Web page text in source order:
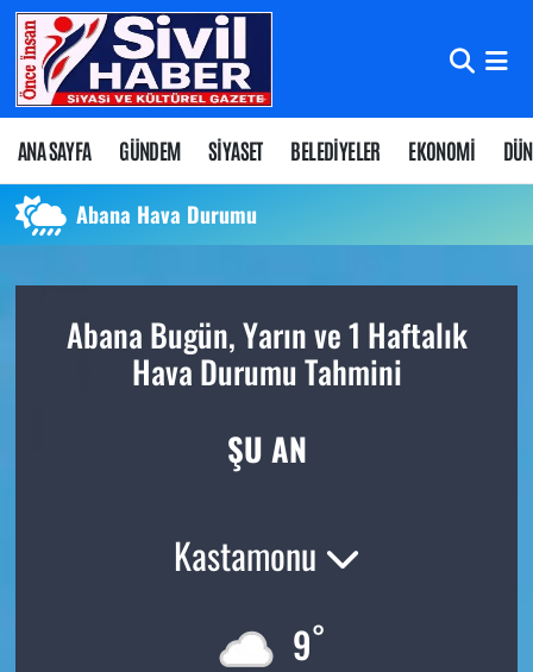
ANA SAYFA GÜNDEM SİYASET BELEDİYELER EKONOMİ
Abana Hava Durumu
Abana Bugün, Yarın ve 1 Haftalık
Hava Durumu Tahmini
ŞU AN
Kastamonu
9°
Nöbetçi Eczaneler
Hava Durumu
Namaz Vakitleri
Süper Lig Puan Durumu ve Fikstür
Tüm Manşetler
Son Dakika Haberleri